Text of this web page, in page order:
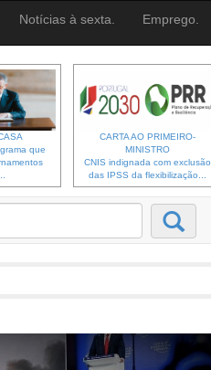
Notícias à sexta. Emprego.
que
CARTA AO PRIMEIRO-
MINISTRO
CNIS indignada com exclusão
das IPSS da flexibilização...